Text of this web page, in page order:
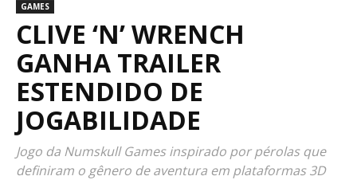
GAMES
CLIVE ‘N’ WRENCH
GANHA TRAILER
ESTENDIDO DE
JOGABILIDADE
Jogo da Numskull Games inspirado por pérolas que
definiram o gênero de aventura em plataformas 3D